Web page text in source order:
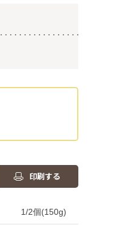
印刷する
1/2個(150g)